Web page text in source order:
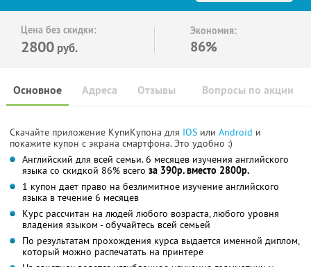
Цена без скидки:
2800 руб.
Экономия:
86%
Основное Отзывы Вопросы по акции
Адреса
Скачайте приложение КупиКупона для IOS или Android и
покажите купон с экрана смартфона. Это удобно :)
Английский для всей семьи. 6 месяцев изучения английского
языка со скидкой 86% всего за 390р. вместо 2800р.
1 купон дает право на безлимитное изучение английского
языка в течение 6 месяцев
Курс рассчитан на людей любого возраста, любого уровня
владения языком - обучайтесь всей семьей
По результатам прохождения курса выдается именной диплом,
который можно распечатать на принтере